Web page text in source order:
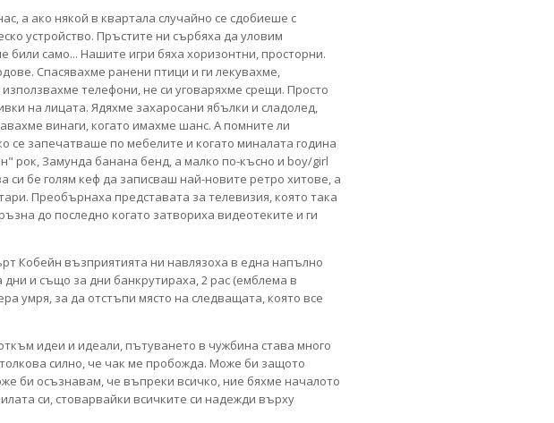
а ако някой в квартала случайно се сдобиеше с
устройство. Пръстите ни сърбяха да уловим
само... Нашите игри бяха хоризонтни, просторни.
Спасявахме ранени птици и ги лекувахме,
телефони, не си уговаряхме срещи. Просто
на лицата. Ядяхме захаросани ябълки и сладолед,
винаги, когато имахме шанс. А помните ли
запечатваше по мебелите и когато миналата година
рок, Замунда банана бенд, а малко по-късно и boy/girl
си бе голям кеф да записваш най-новите ретро хитове, а
Преобърнаха представата за телевизия, която така
до последно когато затвориха видеотеките и ги
Кобейн възприятията ни навлязоха в една напълно
дни и също за дни банкрутираха, 2 pac (емблема в
умря, за да отстъпи място на следващата, която все
идеи и идеали, пътуването в чужбина става много
силно, че чак ме пробожда. Може би защото
би осъзнавам, че въпреки всичко, ние бяхме началото
си, стоварвайки всичките си надежди върху